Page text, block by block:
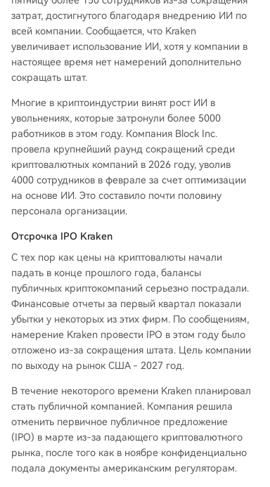
е отменяла планы по IPO в марте из-за небла
гоприятных рыночных условий.
затрат, достигнутого благодаря внедрению ИИ по
всей компании. Сообщается, что Kraken
увеличивает использование ИИ, хотя у компании в
настоящее время нет намерений дополнительно
сокращать штат.
Многие в криптоиндустрии винят рост ИИ в
увольнениях, которые затронули более 5000
работников в этом году. Компания Block Inc.
провела крупнейший раунд сокращений среди
криптовалютных компаний в 2026 году, уволив
4000 сотрудников в феврале за счет оптимизации
на основе ИИ. Это составило почти половину
персонала организации.
Отсрочка IPO Kraken
С тех пор как цены на криптовалюты начали
падать в конце прошлого года, балансы
публичных криптокомпаний серьезно пострадали.
Финансовые отчеты за первый квартал показали
убытки у некоторых из этих фирм. По сообщениям,
намерение Kraken провести IPO в этом году было
отложено из-за сокращения штата. Цель компании
по выходу на рынок США - 2027 год.
В течение некоторого времени Kraken планировал
стать публичной компанией. Компания решила
отменить первичное публичное предложение
(IPO) в марте из-за падающего криптовалютного
рынка, после того как в ноябре конфиденциально
подала документы американским регуляторам.